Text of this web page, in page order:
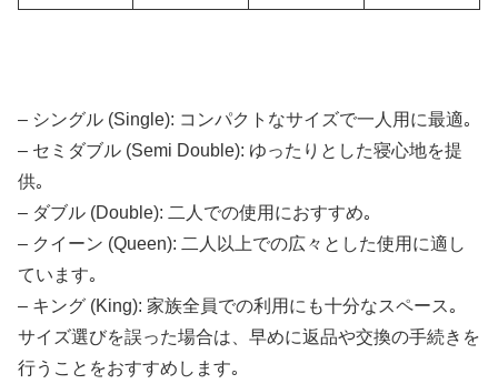
– シングル (Single): コンパクトなサイズで一人用に最適｡
– セミダブル (Semi Double): ゆったりとした寝心地を提
供｡
– ダブル (Double): 二人での使用におすすめ｡
– クイーン (Queen): 二人以上での広々とした使用に適し
ています｡
– キング (King): 家族全員での利用にも十分なスペース｡
サイズ選びを誤った場合は、早めに返品や交換の手続きを
行うことをおすすめします｡